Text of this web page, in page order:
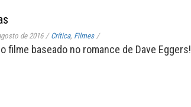
de 2016 / Crítica, Filmes /
filme baseado no romance de Dave Eggers!